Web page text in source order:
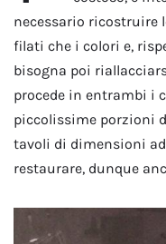
necessario ricostruire
filati che i colori e,
bisogna poi
procede in entrambi i
piccolissime porzioni
tavoli di dimensioni
restaurare, dunque